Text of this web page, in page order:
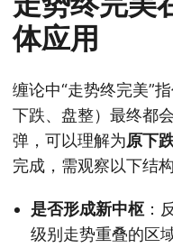
体应用
缠论中“走势终完美”
下跌、盘整）最终都
弹，可以理解为原下
完成，需观察以下结
是否形成新中枢 ：
级别走势重叠的区